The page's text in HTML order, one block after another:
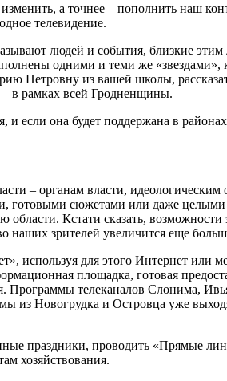
а точнее – пополнить наш
телевидение.
людей и события, близкие
одними и теми же «звездами»,
Петровну из вашей школы,
в рамках всей Гродненщины.
если она будет поддержана в
– органам власти, идеологическим
готовыми сюжетами или даже
Кстати сказать,
наших зрителей увеличится еще
используя для этого Интернет или
площадка, готовая
Программы телеканалов Слонима,
из Новогрудка и Островца уже
праздники, проводить «Прямые
хозяйствования.